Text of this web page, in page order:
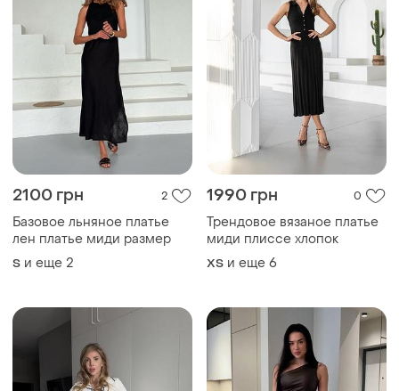
2100 грн 2
Базовое льняное платье
лен платье миди размер
S и еще 2
1990 грн 0
Трендовое вязаное платье
миди плиссе хлопок
ХS и еще 6